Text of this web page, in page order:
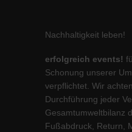
Nachhaltigkeit leben!
erfolgreich events!
Schonung unserer
verpflichtet. Wir
Durchführung jeder
Gesamtumweltbilanz
Fußabdruck, Return,